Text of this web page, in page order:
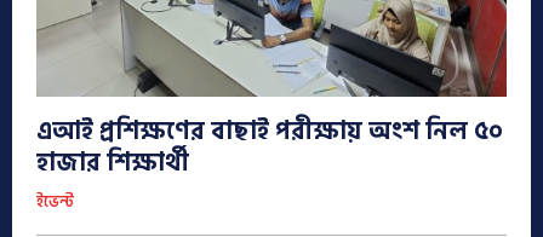
এআই প্রশিক্ষণের বাছাই পরীক্ষায় অংশ নিল ৫০
হাজার শিক্ষার্থী
ইভেন্ট